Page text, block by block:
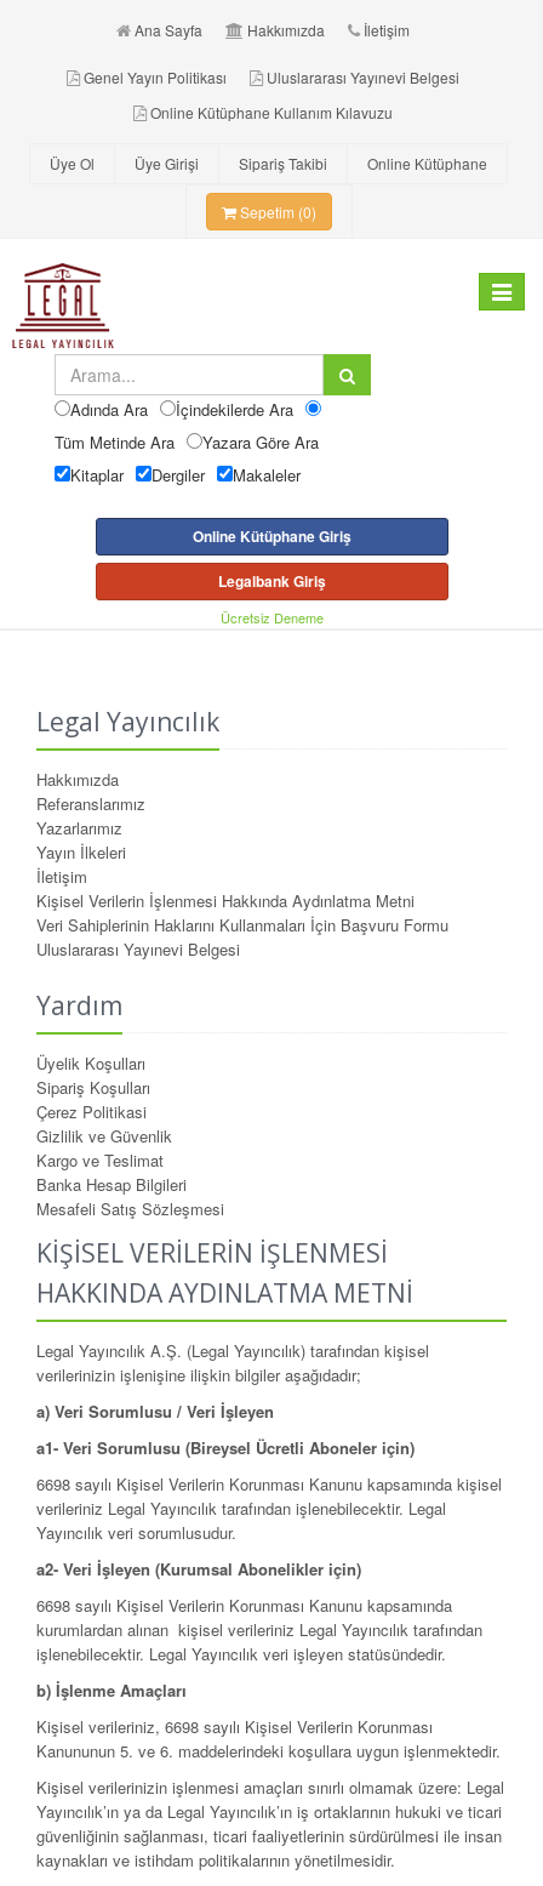
Ana Sayfa Hakkımızda İletişim
Genel Yayın Politikası
Uluslararası Yayınevi Belgesi
Online Kütüphane Kullanım Kılavuzu
Üye Ol Üye Girişi Sipariş Takibi Online Kütüphane
Sepetim (0)
Toggle
Adında Ara
İçindekilerde Ara
Tüm Metinde Ara
Yazara Göre Ara
Kitaplar
Dergiler Makaleler
Online Kütüphane Giriş
Legalbank Giriş
Ücretsiz Deneme
Legal Yayıncılık
Hakkımızda
Referanslarımız
Yazarlarımız
Yayın İlkeleri
İletişim
Kişisel Verilerin İşlenmesi Hakkında Aydınlatma Metni
Veri Sahiplerinin Haklarını Kullanmaları İçin Başvuru Formu
Uluslararası Yayınevi Belgesi
Yardım
Üyelik Koşulları
Sipariş Koşulları
Çerez Politikasi
Gizlilik ve Güvenlik
Kargo ve Teslimat
Banka Hesap Bilgileri
Mesafeli Satış Sözleşmesi
KİŞİSEL VERİLERİN İŞLENMESİ
HAKKINDA AYDINLATMA METNİ
Legal Yayıncılık A.Ş. (Legal Yayıncılık) tarafından kişisel
verilerinizin işlenişine ilişkin bilgiler aşağıdadır;
a) Veri Sorumlusu / Veri İşleyen
a1- Veri Sorumlusu (Bireysel Ücretli Aboneler için)
6698 sayılı Kişisel Verilerin Korunması Kanunu kapsamında kişisel
verileriniz Legal Yayıncılık tarafından işlenebilecektir. Legal
Yayıncılık veri sorumlusudur.
a2- Veri İşleyen (Kurumsal Abonelikler için)
6698 sayılı Kişisel Verilerin Korunması Kanunu kapsamında
kurumlardan alınan kişisel verileriniz Legal Yayıncılık tarafından
işlenebilecektir. Legal Yayıncılık veri işleyen statüsündedir.
b) İşlenme Amaçları
Kişisel verileriniz, 6698 sayılı Kişisel Verilerin Korunması
Kanununun 5. ve 6. maddelerindeki koşullara uygun işlenmektedir.
Kişisel verilerinizin işlenmesi amaçları sınırlı olmamak üzere: Legal
Yayıncılık’ın ya da Legal Yayıncılık’ın iş ortaklarının hukuki ve ticari
güvenliğinin sağlanması, ticari faaliyetlerinin sürdürülmesi ile insan
kaynakları ve istihdam politikalarının yönetilmesidir.